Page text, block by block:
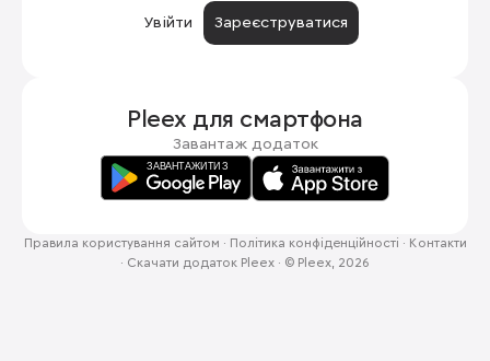
Увійти
Зареєструватися
Pleex для смартфона
Завантаж додаток
Правила користування сайтом · Політика конфіденційності · Контакти
· Скачати додаток Pleex · © Pleex, 2026